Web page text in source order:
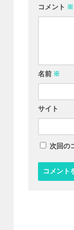
コメント ※
名前 ※
サイト
次回の